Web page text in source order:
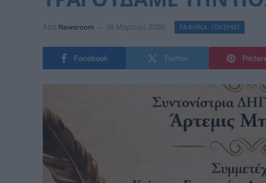
Από Newsroom 18 Μαρτίου, 2026 ΡΑΦΗΝΑ -ΠΙΚΕΡΜΙ
Facebook Twitter